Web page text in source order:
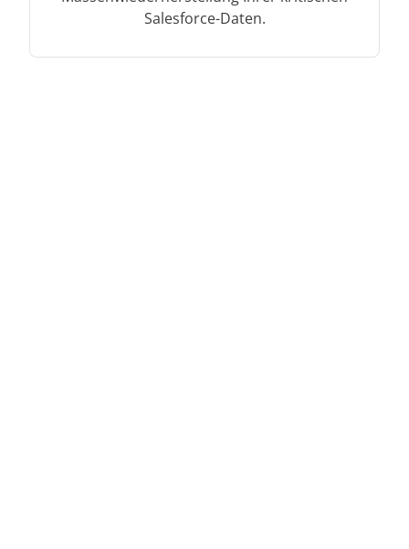
Salesforce-Daten.